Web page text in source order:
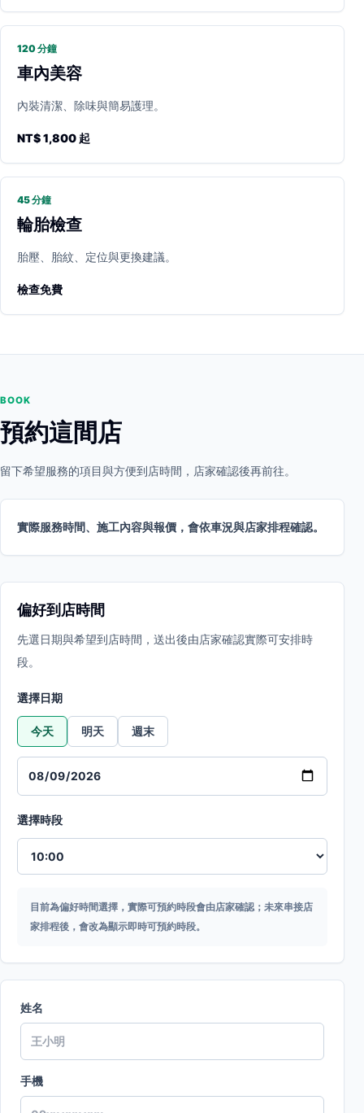
120 分鐘
車內美容
內裝清潔、除味與簡易護理。
NT$ 1,800 起
45 分鐘
輪胎檢查
胎壓、胎紋、定位與更換建議。
檢查免費
BOOK
預約這間店
留下希望服務的項目與方便到店時間，店家確認後再前往。
實際服務時間、施工內容與報價，會依車況與店家排程確認。
偏好到店時間
先選日期與希望到店時間，送出後由店家確認實際可安排時
段。
選擇日期
今天 明天 週末
選擇時段
目前為偏好時間選擇，實際可預約時段會由店家確認；未來串接店
家排程後，會改為顯示即時可預約時段。
姓名
手機